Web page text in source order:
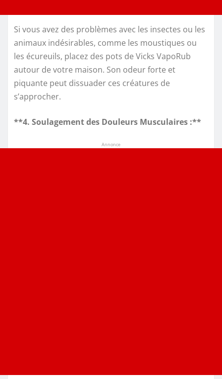
Si vous avez des problèmes avec les insectes ou les
animaux indésirables, comme les moustiques ou
les écureuils, placez des pots de Vicks VapoRub
autour de votre maison. Son odeur forte et
piquante peut dissuader ces créatures de
s’approcher.
**4. Soulagement des Douleurs Musculaires :**
Annonce